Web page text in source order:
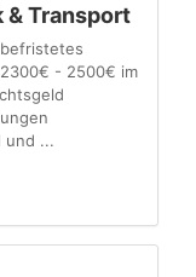
Transport
- 2500€ im
und ...